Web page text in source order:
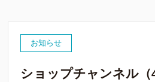
お知らせ
ショップチャンネル（